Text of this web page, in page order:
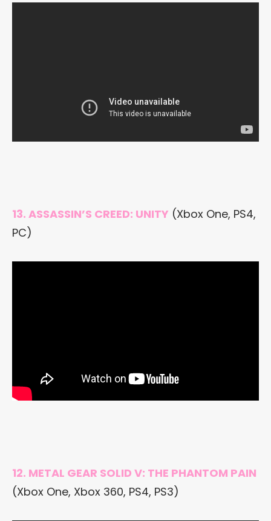
13. ASSASSIN’S CREED: UNITY (Xbox One, PS4,
PC)
12. METAL GEAR SOLID V: THE PHANTOM PAIN
(Xbox One, Xbox 360, PS4, PS3)